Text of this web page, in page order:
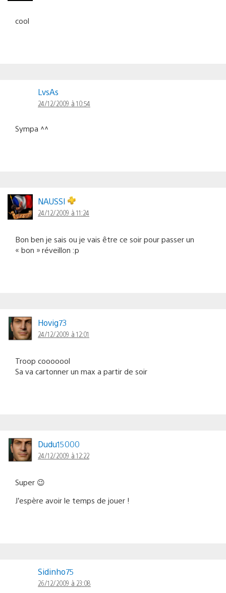
cool
LvsAs
24/12/2009 à 10:54
Sympa ^^
NAUSSI
24/12/2009 à 11:24
Bon ben je sais ou je vais être ce soir pour passer un
« bon » réveillon :p
Hovig73
24/12/2009 à 12:01
Troop cooooool
Sa va cartonner un max a partir de soir
Dudu15000
24/12/2009 à 12:22
Super 😉
J’espère avoir le temps de jouer !
Sidinho75
26/12/2009 à 23:08